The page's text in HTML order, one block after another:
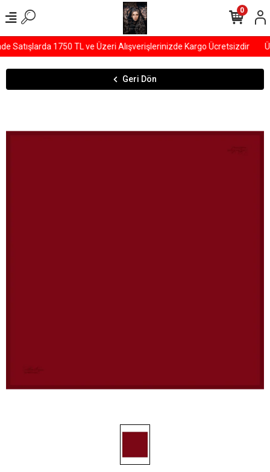
Satışlarda 1750 TL ve Üzeri Alışverişlerinizde Kargo Ücretsizdir
0
Geri Dön